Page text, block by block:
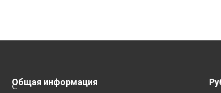
С
Общая информация